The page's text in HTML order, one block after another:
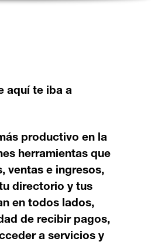
aquí te iba a
productivo en la
herramientas que
ventas e ingresos,
directorio y tus
en todos lados,
de recibir pagos,
a servicios y